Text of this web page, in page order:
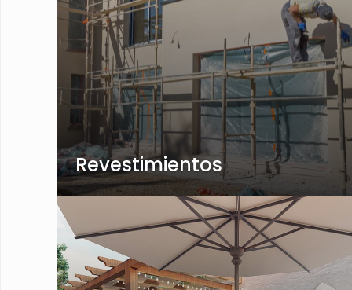
Revestimientos